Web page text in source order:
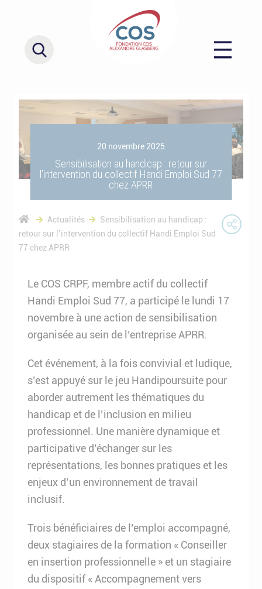
20 novembre 2025
Sensibilisation au handicap : retour sur
l’intervention du collectif Handi Emploi Sud 77
chez APRR
Actualités
Sensibilisation au handicap :
retour sur l’intervention du collectif Handi Emploi Sud
77 chez APRR
Le COS CRPF, membre actif du collectif
Handi Emploi Sud 77, a participé le lundi 17
novembre à une action de sensibilisation
organisée au sein de l’entreprise APRR.
Cet événement, à la fois convivial et ludique,
s’est appuyé sur le jeu Handipoursuite pour
aborder autrement les thématiques du
handicap et de l’inclusion en milieu
professionnel. Une manière dynamique et
participative d’échanger sur les
représentations, les bonnes pratiques et les
enjeux d’un environnement de travail
inclusif.
Trois bénéficiaires de l’emploi accompagné,
deux stagiaires de la formation « Conseiller
en insertion professionnelle » et un stagiaire
du dispositif « Accompagnement vers